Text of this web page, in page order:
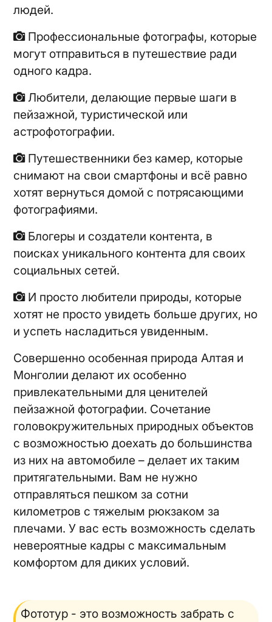
людей.
Профессиональные фотографы, которые
могут отправиться в путешествие ради
одного кадра.
Любители, делающие первые шаги в
пейзажной, туристической или
астрофотографии.
Путешественники без камер, которые
снимают на свои смартфоны и всё равно
хотят вернуться домой с потрясающими
фотографиями.
Блогеры и создатели контента, в
поисках уникального контента для своих
социальных сетей.
И просто любители природы, которые
хотят не просто увидеть больше других, но
и успеть насладиться увиденным.
Совершенно особенная природа Алтая и
Монголии делают их особенно
привлекательными для ценителей
пейзажной фотографии. Сочетание
головокружительных природных объектов
с возможностью доехать до большинства
из них на автомобиле – делает их таким
притягательными. Вам не нужно
отправляться пешком за сотни
километров с тяжелым рюкзаком за
плечами. У вас есть возможность сделать
невероятные кадры с максимальным
комфортом для диких условий.
Фототур - это возможность забрать с